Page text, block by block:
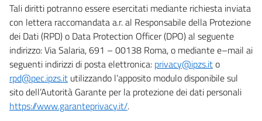
Tali diritti potranno essere esercitati mediante richiesta inviata
con lettera raccomandata a.r. al Responsabile della Protezione
dei Dati (RPD) o Data Protection Officer (DPO) al seguente
indirizzo: Via Salaria, 691 – 00138 Roma, o mediante e–mail ai
seguenti indirizzi di posta elettronica: privacy@ipzs.ito
rpd@pec.ipzs.it utilizzando l’apposito modulo disponibile sul
sito dell’Autorità Garante per la protezione dei dati personali
https://www.garanteprivacy.it/.